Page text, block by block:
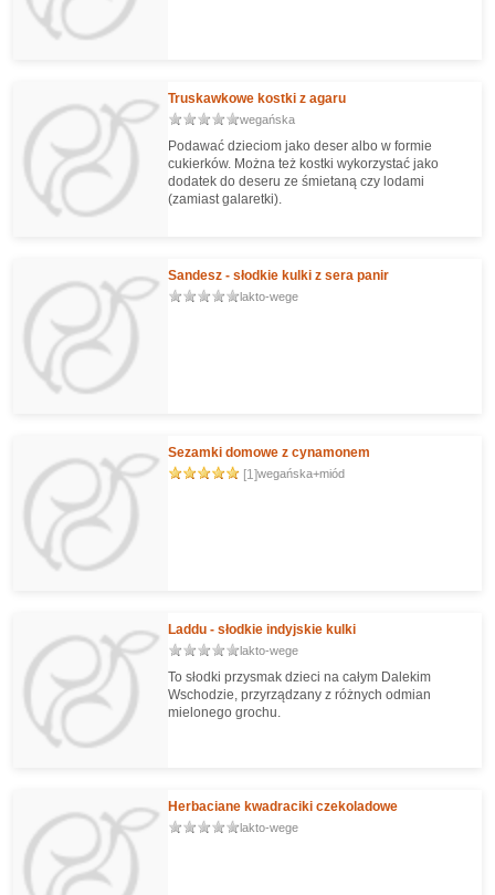
Truskawkowe kostki z agaru
wegańska
Podawać dzieciom jako deser albo w formie
cukierków. Można też kostki wykorzystać jako
dodatek do deseru ze śmietaną czy lodami
(zamiast galaretki).
Sandesz - słodkie kulki z sera panir
lakto-wege
Sezamki domowe z cynamonem
[1]wegańska+miód
Laddu - słodkie indyjskie kulki
lakto-wege
To słodki przysmak dzieci na całym Dalekim
Wschodzie, przyrządzany z różnych odmian
mielonego grochu.
Herbaciane kwadraciki czekoladowe
lakto-wege